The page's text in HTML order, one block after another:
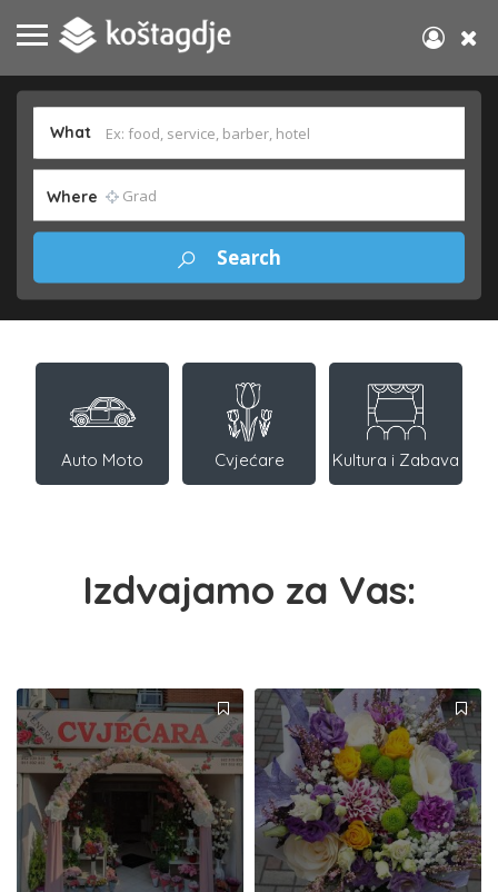
What
Where
Auto Moto Cvjećare Kultura i Zabava
Izdvajamo za Vas: